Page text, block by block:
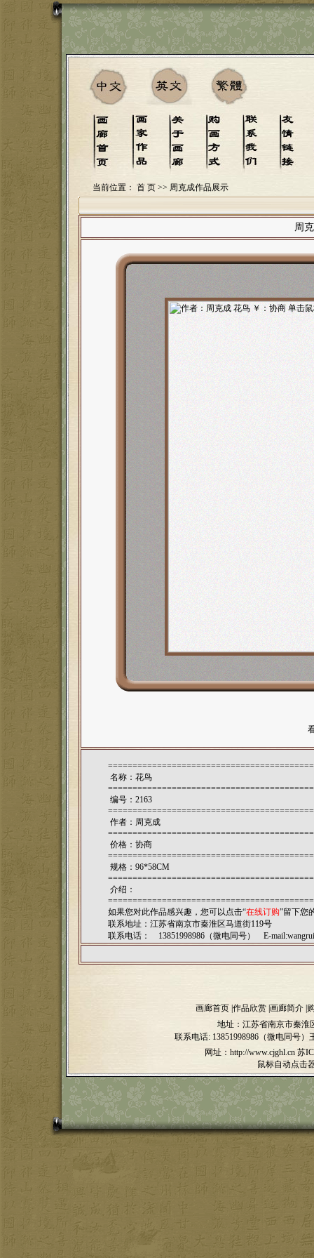
当前位置： 首 页>> 周克成作品展示
周
名称：花鸟
编号：2163
作者： 周克成
价格：协商
规格：96*58CM
介绍：
如果您对此作品感兴趣，您可以点击“在线订购”留下您
联系地址：江苏省南京市秦淮区马道街119号
联系电话： 13851998986（微电同号） E-mail:
画廊首页 作品欣赏 画廊简介
地址：江苏省南京市秦淮
联系电话: 13851998986（微电同号）
网址：http://www.cjghl.cn 苏
鼠标自动点击